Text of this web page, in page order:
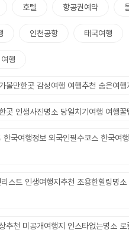
호텔 항공권예약
인천공항 태국여행
여행
만한곳 감성여행 여행추천 숨은여행
곳 인생사진명소 당일치기여행 여행꿀
국여행정보 외국인필수코스 한국여
스트 인생여행지추천 조용한힐링명소
천 미공개여행지 인스타없는명소 로